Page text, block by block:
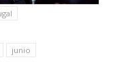
junio